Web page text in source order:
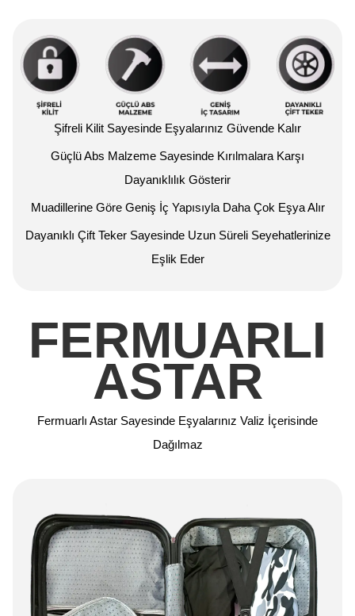
Şifreli Kilit Sayesinde Eşyalarınız Güvende Kalır
Güçlü Abs Malzeme Sayesinde Kırılmalara Karşı
Dayanıklılık Gösterir
Muadillerine Göre Geniş İç Yapısıyla Daha Çok Eşya Alır
Dayanıklı Çift Teker Sayesinde Uzun Süreli Seyehatlerinize
Eşlik Eder
FERMUARLI
ASTAR
Fermuarlı Astar Sayesinde Eşyalarınız Valiz İçerisinde
Dağılmaz